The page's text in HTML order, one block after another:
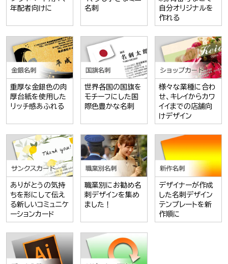
年配者向けに
名刺
自分オリジナルを
作れる
重厚な金銀色の肉
厚台紙を使用した
リッチ感あふれる
世界各国の国旗を
モチーフにした国
際色豊かな名刺
様々な業種に合わ
せ、キレイからカワ
イイまでの店舗向
けデザイン
ありがとうの気持
ちを形にして伝え
る新しいコミュニケ
ーションカード
職業別にお勧め名
刺デザインを集め
ました！
デザイナーが作成
した名刺デザイン
テンプレートを新
作順に